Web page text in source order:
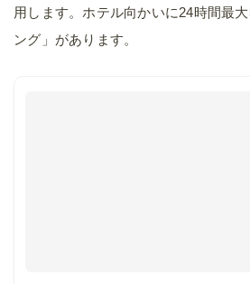
用します。ホテル向かいに24時間最
ング」があります。